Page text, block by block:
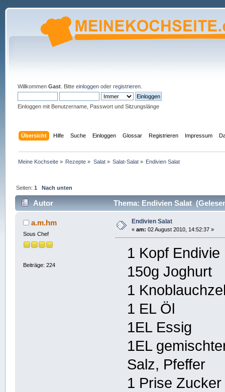
Willkommen Gast. Bitte einloggenoder registrieren.
Einloggen mit Benutzername, Passwort und Sitzungslänge
Übersicht Hilfe Suche Einloggen Glossar Registrieren Impressum
Meine Kochseite » Rezepte » Salat» Salat-Salat » Endivien Salat
Seiten:1 Nach unten
Autor Thema: Endivien Salat
a.m.hm
Sous Chef
Beiträge: 224
Endivien Salat
« am: 02 August 2010, 14:52:37 »
1 Kopf Endivie
150g Joghurt
1
1 EL Öl
1EL Essig
1EL
Salz, Pfeffer
1 Prise Zucker